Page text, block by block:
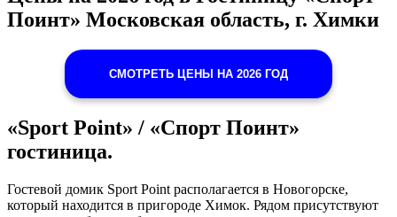
Поинт» Московская область, г. Химки
СМОТРЕТЬ ЦЕНЫ НА 2026 ГОД
«Sport Point» / «Спорт Поинт»
гостиница.
Гостевой домик Sport Point располагается в Новогорске,
который находится в пригороде Химок. Рядом присутствуют